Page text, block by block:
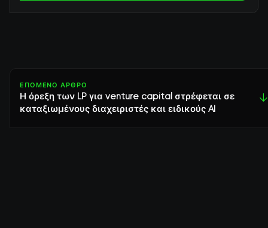
ΕΠΌΜΕΝΟ ΆΡΘΡΟ
Η όρεξη των LP για venture capital στρέφεται σε
καταξιωμένους διαχειριστές και ειδικούς AI
↓